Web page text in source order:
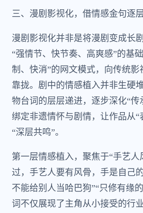
三、漫剧影视化，借情感金句逐
漫剧影视化并非是将漫剧变成长
“强情节、快节奏、高爽感”的基
制、快消”的网文模式，向传统影
靠拢。剧中的情感植入并非生硬
物台词的层层递进，逐步深化“传
绑定非遗情怀与剧情，让作品从“
“深层共鸣”。
第一层情感植入，聚焦于“手艺人
过，手艺人要有风骨，手是自己
不能给别人当哈巴狗”“只修有缘
词不仅展现了主角从小接受的行